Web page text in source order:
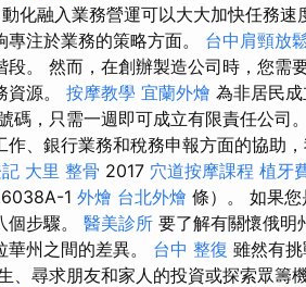
化融入業務營運可以大大加快任務速
注於業務的策略方面。 台中肩頸放
段。 然而，在創辦製造公司時，您需
資源。 按摩教學 宜蘭外燴 為非居民
碼，只需一週即可成立有限責任公司。
、銀行業務和稅務申報方面的協助
大里 整骨 2017 穴道按摩課程 植牙
1 外燴 台北外燴 條）。 如果
步驟。 醫美診所 要了解有關懷俄明
州之間的差異。 台中 整復 雖然有
、尋求朋友和家人的投資或探索眾籌